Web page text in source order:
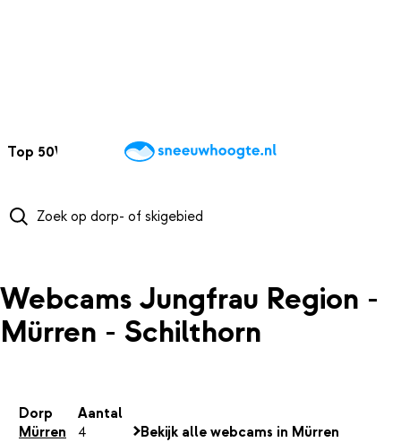
Top 50Webcams WintersportweerKaarten
Webcams Jungfrau Region -
Mürren - Schilthorn
Dorp
Aantal
Mürren
4 Bekijk alle webcams in Mürren